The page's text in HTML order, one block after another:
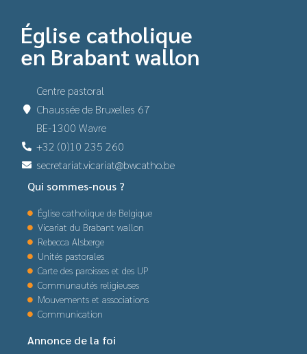
Église catholique
en Brabant wallon
Centre pastoral
Chaussée de Bruxelles 67
BE-1300 Wavre
+32 (0)10 235 260
secretariat.vicariat@bwcatho.be
Qui sommes-nous ?
Église catholique de Belgique
Vicariat du Brabant wallon
Rebecca Alsberge
Unités pastorales
Carte des paroisses et des UP
Communautés religieuses
Mouvements et associations
Communication
Annonce de la foi